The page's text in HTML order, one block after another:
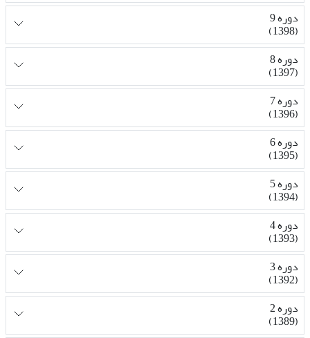
دوره 9
(1398)
دوره 8
(1397)
دوره 7
(1396)
دوره 6
(1395)
دوره 5
(1394)
دوره 4
(1393)
دوره 3
(1392)
دوره 2
(1389)